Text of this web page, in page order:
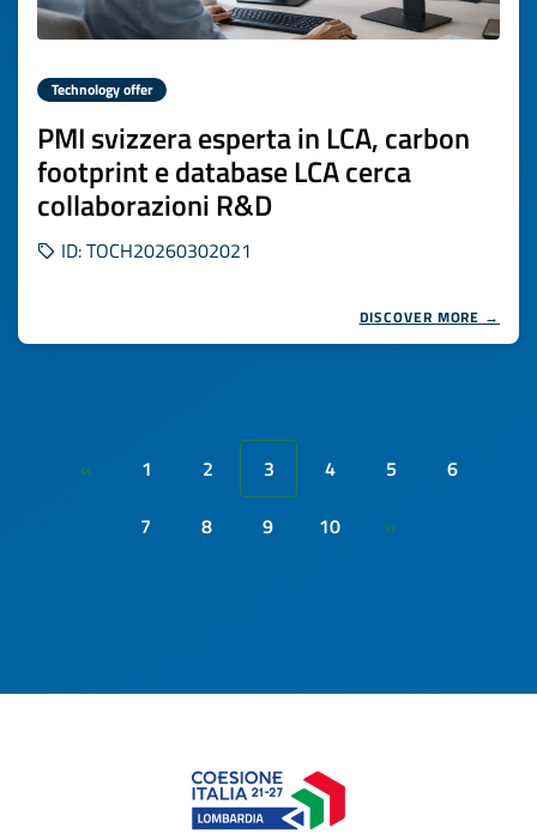
Technology offer
PMI svizzera esperta in LCA, carbon
footprint e database LCA cerca
collaborazioni R&D
ID: TOCH20260302021
DISCOVER MORE →
« 1 2 3 4 5
6
7
8 9 10 »